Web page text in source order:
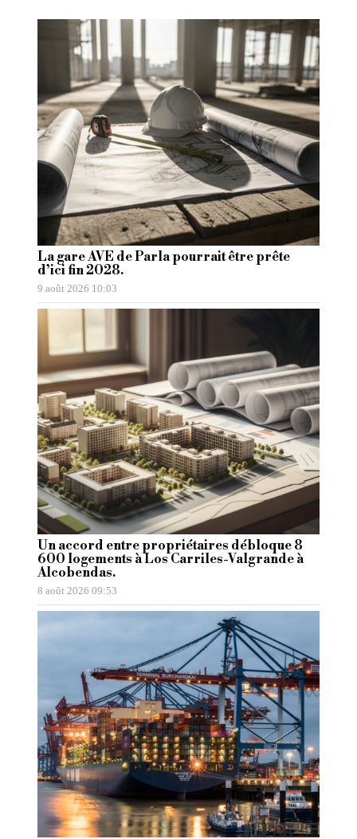
La gare AVE de Parla pourrait être prête
d’ici fin 2028.
9 août 2026 10:03
Un accord entre propriétaires débloque 8
600 logements à Los Carriles-Valgrande à
Alcobendas.
8 août 2026 09:53